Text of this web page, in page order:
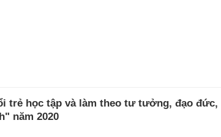
trẻ học tập và làm theo tư tưởng, đạo đức,
năm 2020